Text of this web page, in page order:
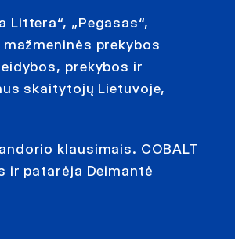
Littera“, „Pegasas“,
prekybos
prekybos ir
skaitytojų Lietuvoje,
klausimais. COBALT
ir patarėja Deimantė